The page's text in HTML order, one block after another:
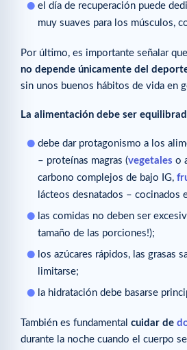
el día de recuperación puede
muy suaves para los músculos,
Por último, es importante señalar que
no depende únicamente del
sin unos buenos hábitos de vida en
La alimentación debe ser
debe dar protagonismo a los
– proteínas magras (vegetales o
carbono complejos de bajo IG,
lácteos desnatados – cocinados
las comidas no deben ser
tamaño de las porciones!);
los azúcares rápidos, las grasas
limitarse;
la hidratación debe basarse
También es fundamental cuidar de
durante la noche cuando el cuerpo